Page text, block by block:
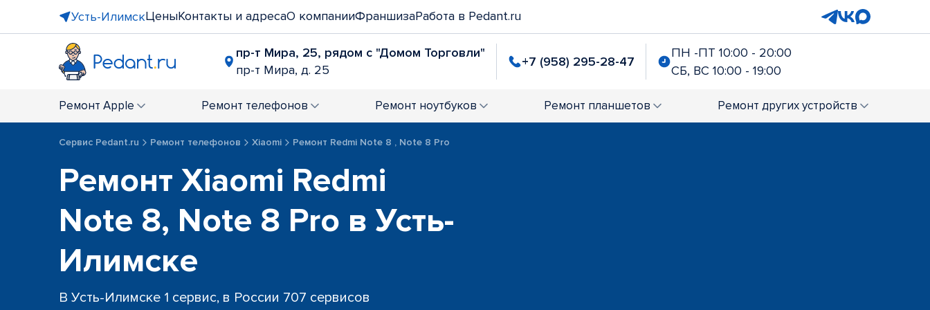
Усть-ИлимскЦеныКонтакты и адресаО компанииФраншизаРабота в Pedant.ru
пр-т Мира, 25, рядом с "Домом Торговли"
пр-т Мира, д. 25
+7 (958) 295-28-47
ПН -ПТ 10:00 - 20:00
СБ, ВС 10:00 - 19:00
Ремонт Apple Ремонт телефонов Ремонт ноутбуков Ремонт планшетов Ремонт других устройств
Сервис Pedant.ru Ремонт телефонов Xiaomi Ремонт Redmi Note 8 , Note 8 Pro
Ремонт Xiaomi Redmi
Note 8, Note 8 Pro в Усть-
Илимске
В Усть-Илимске 1 сервис, в России 707 сервисов